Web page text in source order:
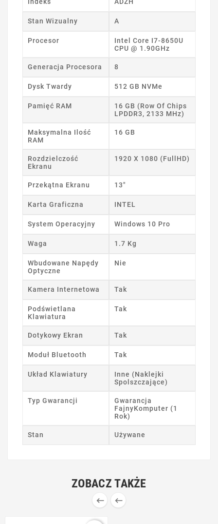
Stan Wizualny A
Procesor
Intel Core I7-8650U
CPU @ 1.90GHz
Generacja Procesora 8
Dysk Twardy 512 GB NVMe
Pamięć RAM
16 GB (Row Of Chips
LPDDR3, 2133 MHz)
Maksymalna Ilość
RAM
16 GB
Rozdzielczość
Ekranu
1920 X 1080 (FullHD)
Przekątna Ekranu 13"
Karta Graficzna INTEL
System Operacyjny Windows 10 Pro
Waga 1.7 Kg
Wbudowane Napędy
Optyczne
Nie
Kamera Internetowa Tak
Podświetlana
Klawiatura
Tak
Dotykowy Ekran Tak
Moduł Bluetooth Tak
Układ Klawiatury
Inne (Naklejki
Spolszczające)
Typ Gwarancji
Gwarancja
FajnyKomputer (1
Rok)
Stan Używane
ZOBACZ TAKŻE
 